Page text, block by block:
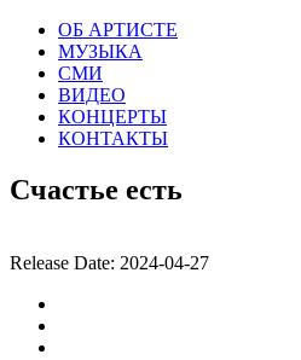
ОБ АРТИСТЕ
МУЗЫКА
СМИ
ВИДЕО
КОНЦЕРТЫ
КОНТАКТЫ
Счастье есть
Release Date: 2024-04-27